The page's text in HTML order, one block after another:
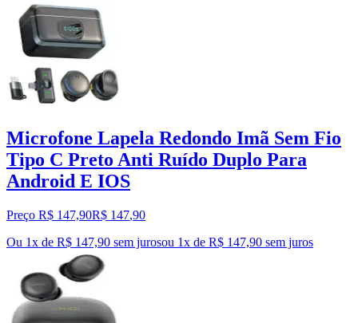
Microfone Lapela Redondo Imã Sem Fio
Tipo C Preto Anti Ruído Duplo Para
Android E IOS
Preço R$ 147,90R$ 147,90
Ou 1x de R$ 147,90 sem jurosou 1x de R$ 147,90 sem juros